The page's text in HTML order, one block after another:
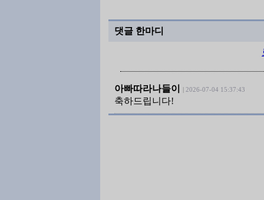
댓글 한마디
아빠따라나들이 | 2026-07-04 15:37:43
축하드립니다!